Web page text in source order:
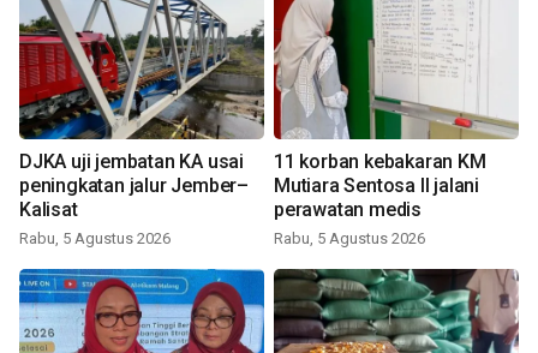
DJKA uji jembatan KA usai
peningkatan jalur Jember–
Kalisat
Rabu, 5 Agustus 2026
11 korban kebakaran KM
Mutiara Sentosa II jalani
perawatan medis
Rabu, 5 Agustus 2026